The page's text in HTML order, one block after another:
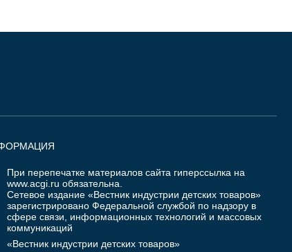
При перепечатке материалов сайта гиперссылка на
www.acgi.ru обязательна.
Сетевое издание «Вестник индустрии детских товаров»
зарегистрировано Федеральной службой по надзору в
сфере связи, информационных технологий и массовых
коммуникаций
«Вестник индустрии детских товаров»